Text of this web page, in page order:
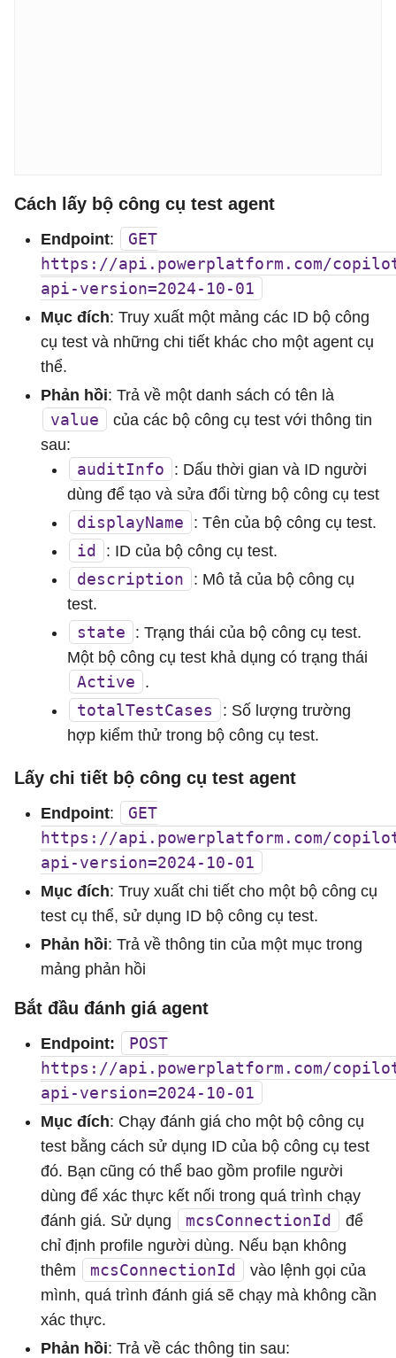
Cách lấy bộ công cụ test agent
Endpoint:
GET
https://api.powerplatform.com/
api-version=2024-10-01
Mục đích: Truy xuất một mảng các ID bộ công
cụ test và những chi tiết khác cho một agent cụ
thể.
Phản hồi: Trả về một danh sách có tên là
value
của các bộ công cụ test với thông tin
sau:
auditInfo
: Dấu thời gian và ID người
dùng để tạo và sửa đổi từng bộ công cụ test
displayName : Tên của bộ công cụ test.
id : ID của bộ công cụ test.
description
: Mô tả của bộ công cụ
test.
state
: Trạng thái của bộ công cụ test.
Một bộ công cụ test khả dụng có trạng thái
Active .
totalTestCases
: Số lượng trường
hợp kiểm thử trong bộ công cụ test.
Lấy chi tiết bộ công cụ test agent
Endpoint:
GET
https://api.powerplatform.com/
api-version=2024-10-01
Mục đích: Truy xuất chi tiết cho một bộ công cụ
test cụ thể, sử dụng ID bộ công cụ test.
Phản hồi: Trả về thông tin của một mục trong
mảng phản hồi
Bắt đầu đánh giá agent
Endpoint:
POST
https://api.powerplatform.com/
api-version=2024-10-01
Mục đích: Chạy đánh giá cho một bộ công cụ
test bằng cách sử dụng ID của bộ công cụ test
đó. Bạn cũng có thể bao gồm profile người
dùng để xác thực kết nối trong quá trình chạy
đánh giá. Sử dụng
mcsConnectionId
để
chỉ định profile người dùng. Nếu bạn không
thêm
mcsConnectionId
vào lệnh gọi của
mình, quá trình đánh giá sẽ chạy mà không cần
xác thực.
Phản hồi: Trả về các thông tin sau: